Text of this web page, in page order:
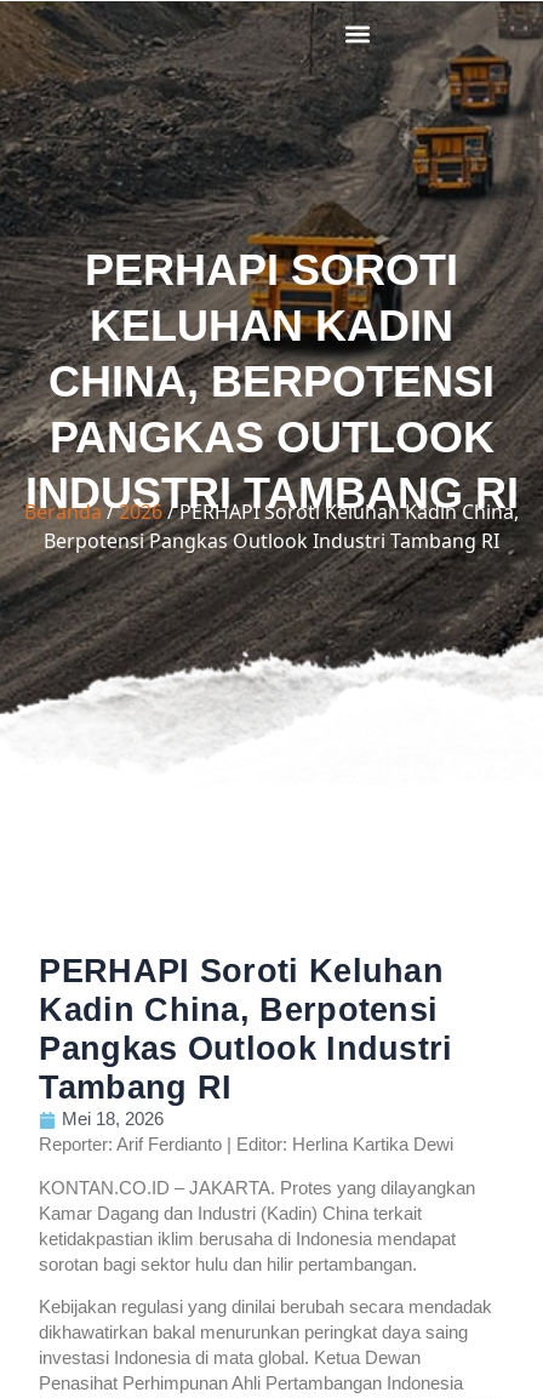
Lewati
ke
konten
PERHAPI SOROTI
KELUHAN KADIN
CHINA, BERPOTENSI
PANGKAS OUTLOOK
INDUSTRI TAMBANG RI
Beranda/2026/ PERHAPI Soroti Keluhan Kadin China,
Berpotensi Pangkas Outlook Industri Tambang RI
PERHAPI Soroti Keluhan
Kadin China, Berpotensi
Pangkas Outlook Industri
Tambang RI
Mei 18, 2026
Reporter: Arif Ferdianto | Editor: Herlina Kartika Dewi
KONTAN.CO.ID – JAKARTA. Protes yang dilayangkan
Kamar Dagang dan Industri (Kadin) China terkait
ketidakpastian iklim berusaha di Indonesia mendapat
sorotan bagi sektor hulu dan hilir pertambangan.
Kebijakan regulasi yang dinilai berubah secara mendadak
dikhawatirkan bakal menurunkan peringkat daya saing
investasi Indonesia di mata global. Ketua Dewan
Penasihat Perhimpunan Ahli Pertambangan Indonesia